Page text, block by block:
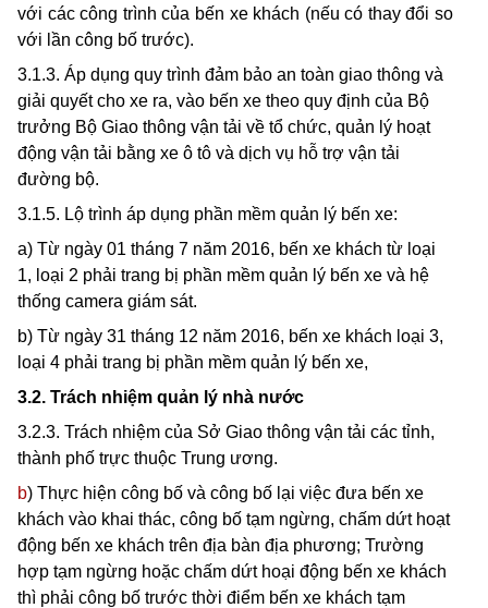
với các công trình của bến xe khách (nếu có thay đổi so
với lần công bố trước).
3.1.3. Áp dụng quy trình đảm bảo an toàn giao thông và
giải quyết cho xe ra, vào bến xe theo quy định của Bộ
trưởng Bộ Giao thông vận tải về tổ chức, quản lý hoạt
động vận tải bằng xe ô tô và dịch vụ hỗ trợ vận tải
đường bộ.
3.1.5. Lộ trình áp dụng phần mềm quản lý bến xe:
a) Từ ngày 01 tháng 7 năm 2016, bến xe khách từ loại
1, loại 2 phải trang bị phần mềm quản lý bến xe và hệ
thống camera giám sát.
b) Từ ngày 31 tháng 12 năm 2016, bến xe khách loại 3,
loại 4 phải trang bị phần mềm quản ý bến xe,
3.2. Trách nhiệm quản ý nhà nước
3.2.3. Trách nhiệm của Sở Giao thông vận tải các tỉnh,
thành phố trực thuộc Trung ương.
b) Thực hiện công bố và công bố lại việc đưa bến xe
khách vào khai thác, công bố tạm ngừng, chấm dứt hoạt
động bến xe khách trên địa bàn địa phương; Trường
hợp tạm ngừng hoặc chấm dứt hoại động bến xe khách
thì phải công bố trước thời điểm bến xe khách tạm